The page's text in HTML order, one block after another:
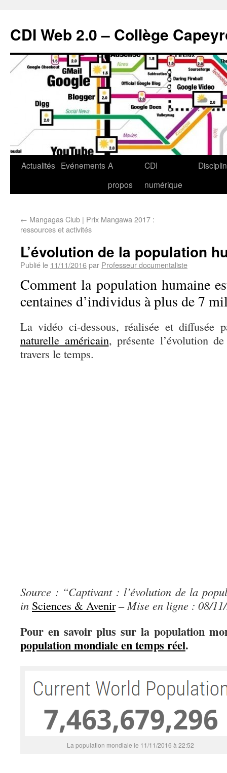
CDI Web 2.0 – Collège
Actualités Evénements A
propos
CDI
numérique
← Mangagas Club | Prix Mangawa 2017 :
ressources et activités
L’évolution de la population
Publié le 11/11/2016par Professeur documentaliste
Comment la population humaine
centaines d’individus à plus de 7
La vidéo ci-dessous, réalisée et diffusée
naturelle américain, présente l’évolution
travers le temps.
Source : “Captivant : l’évolution de la
in Sciences & Avenir– Mise en ligne : 08/
Pour en savoir plus sur la population
population mondiale en temps réel.
La population mondiale le 11/11/2016 à 22:52